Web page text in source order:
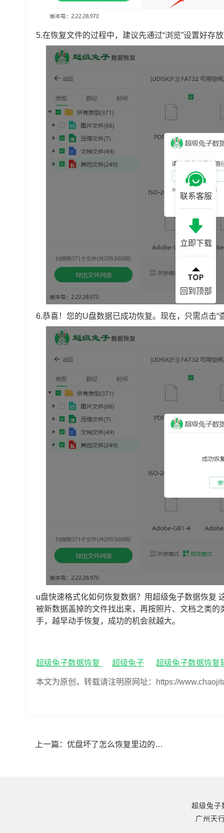
5.在恢复文件的过程中，建议先通过“浏览”设置好存
6.恭喜！您的U盘数据已成功恢复。现在，只需点击“
u盘快速格式化如何恢复数据？用超级兔子数据恢复
被新数据盖掉的文件找出来，再按照片、文档之类
手，越早动手恢复，成功的机会就越大。
超级兔子数据恢复 超级兔子 超级兔子数据恢复
本文为原创，转载请注明原网址：https://
上一篇： 优盘坏了怎么恢复里边的数据(优盘坏了里面的文件如何恢复)
超级兔
广州天
联系客服
立即下载
回到顶部